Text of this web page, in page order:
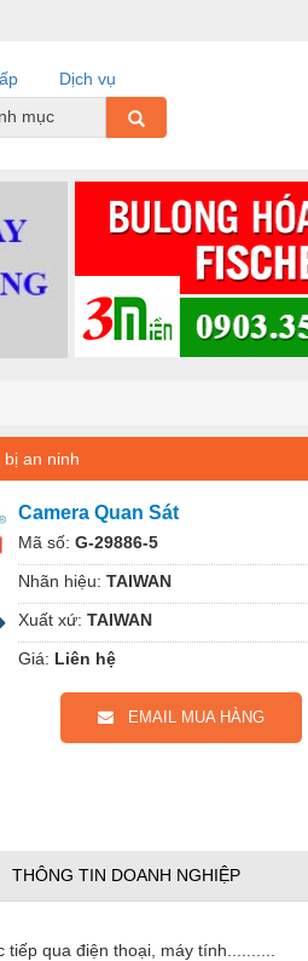
Dịch vụ
mục
bị an ninh
Camera Quan Sát
Mã số: G-29886-5
Nhãn hiệu: TAIWAN
Xuất xứ: TAIWAN
Giá: Liên hệ
EMAIL MUA HÀNG
THÔNG TIN DOANH NGHIỆP
qua điện thoại, máy tính..........